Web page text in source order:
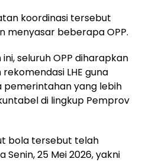
koordinasi tersebut
menyasar beberapa OPP.
seluruh OPP diharapkan
LHE guna
pemerintahan yang lebih
di lingkup Pemprov
bola tersebut telah
Senin, 25 Mei 2026, yakni